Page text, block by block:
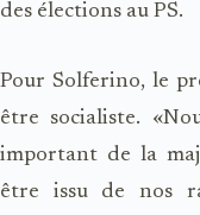
des élections au PS.
Pour Solferino, le
être socialiste.
important de la
être issu de nos